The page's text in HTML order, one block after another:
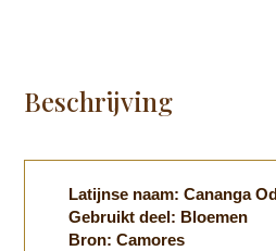
Beschrijving
Latijnse naam: Cananga
Gebruikt deel: Bloemen
Bron: Camores